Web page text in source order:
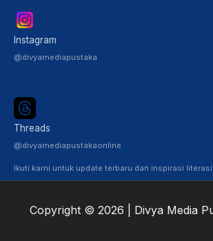
Instagram
@divyamediapustaka
Threads
@divyamediapustakaonline
Ikuti kami untuk update terbaru dan inspirasi literasi
Copyright © 2026 | Divya Media